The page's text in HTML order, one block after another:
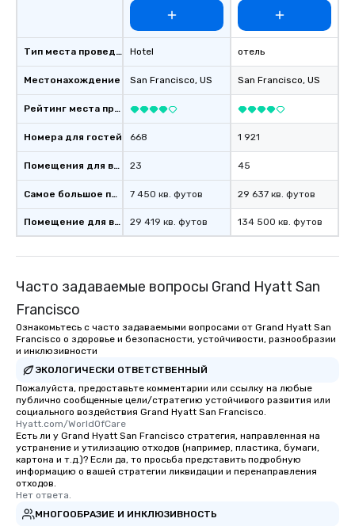
for groups that
experience, we can
Memorable
Smacking Foodie
to gather and dine
experienced, and all
remember. Our one-
will reminisce about
leave. Location, Location, Location
One of the best
experience is
walking distance of
members a chance to
networking
Our tours offer an
entertainment. All
who leads the group
offering engaging
fascinating stories.
Тип места проведения
Местонахождение
Рейтинг места проведения
Номера для гостей
Помещения для встреч
Самое большое помещение
Помещение для встречи
Hotel
San Francisco, US
668
23
7 450 кв. футов
29 419 кв. футов
отель
San Francisco, US
1 921
45
29 637 кв. футов
134 500 кв. футов
Часто задаваемые вопросы Grand Hyatt San
Francisco
Ознакомьтесь с часто задаваемыми вопросами от Grand Hyatt San
Francisco о здоровье и безопасности, устойчивости, разнообразии
и инклюзивности
ЭКОЛОГИЧЕСКИ ОТВЕТСТВЕННЫЙ
Пожалуйста, предоставьте комментарии или ссылку на любые
публично сообщенные цели/стратегию устойчивого развития или
социального воздействия Grand Hyatt San Francisco.
Hyatt.com/WorldOfCare
Есть ли у Grand Hyatt San Francisco стратегия, направленная на
устранение и утилизацию отходов (например, пластика, бумаги,
картона и т.д.)? Если да, то просьба представить подробную
информацию о вашей стратегии ликвидации и перенаправления
отходов.
Нет ответа.
МНОГООБРАЗИЕ И ИНКЛЮЗИВНОСТЬ